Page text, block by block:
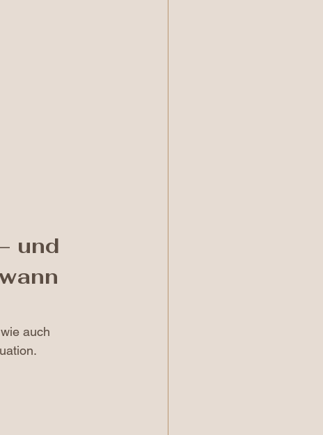
und
auch